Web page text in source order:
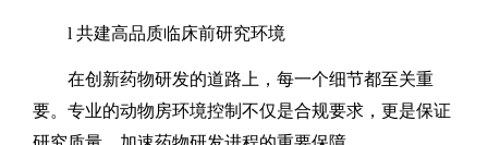
l 共建高品质临床前研究环境
在创新药物研发的道路上，每一个细节都至关重
要。专业的动物房环境控制不仅是合规要求，更是保证